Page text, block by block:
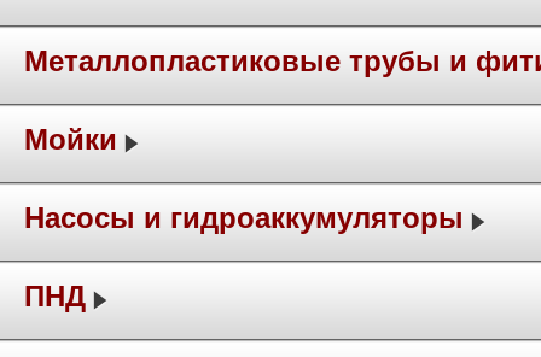
Металлопластиковые трубы и
Мойки
Насосы и гидроаккумуляторы
ПНД